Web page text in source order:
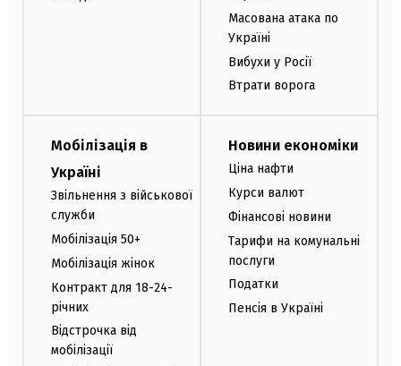
Масована атака по
Україні
Вибухи у Росії
Втрати ворога
Мобілізація в
Україні
Звільнення з військової
служби
Мобілізація 50+
Мобілізація жінок
Контракт для 18-24-
річних
Відстрочка від
мобілізації
Новини економіки
Ціна нафти
Курси валют
Фінансові новини
Тарифи на комунальні
послуги
Податки
Пенсія в Україні